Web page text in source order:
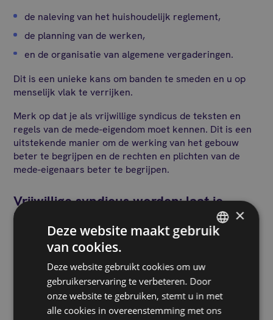
de naleving van het huishoudelijk reglement,
de planning van de werken,
en de organisatie van algemene vergaderingen.
Dit is een unieke kans om banden te smeden en u op
menselijk vlak te verrijken.
Merk op dat je als vrijwillige syndicus de teksten en
regels van de mede-eigendom moet kennen. Dit is een
uitstekende manier om de werking van het gebouw
beter te begrijpen en de rechten en plichten van de
mede-eigenaars beter te begrijpen.
Vrijwillige syndicus worden: laat je
begeleiden!
Net als een professionele syndicus is de
syndicusverantwoordelijk voor verscheidene taken.
Deze omvatten:
administratief beheer
×
Deze website maakt gebruik
van cookies.
Deze website gebruikt cookies om uw
gebruikerservaring te verbeteren. Door
onze website te gebruiken, stemt u in met
alle cookies in overeenstemming met ons